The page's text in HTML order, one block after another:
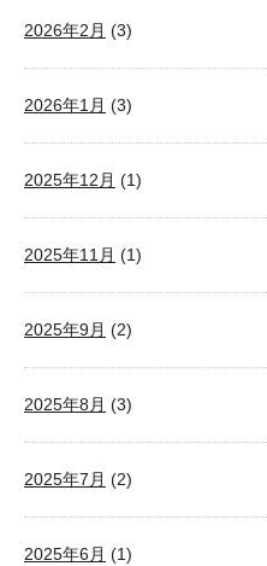
2026年2月 (3)
2026年1月 (3)
2025年12月 (1)
2025年11月 (1)
2025年9月 (2)
2025年8月 (3)
2025年7月 (2)
2025年6月 (1)